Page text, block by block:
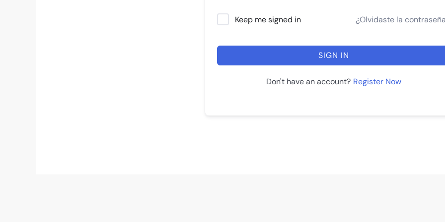
Keep me signed in ¿Olvidaste la
SIGN IN
Don't have an account? Register Now